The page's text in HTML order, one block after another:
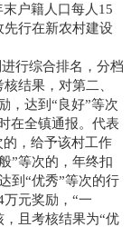
户籍人口每人15
行在新农村建设
行综合排名，分档
结果，对第二、
，达到“良好”等次
在全镇通报。代表
，给予该村工作
”等次的，年终扣
到“优秀”等次的行
元奖励，“一
且考核结果为“优